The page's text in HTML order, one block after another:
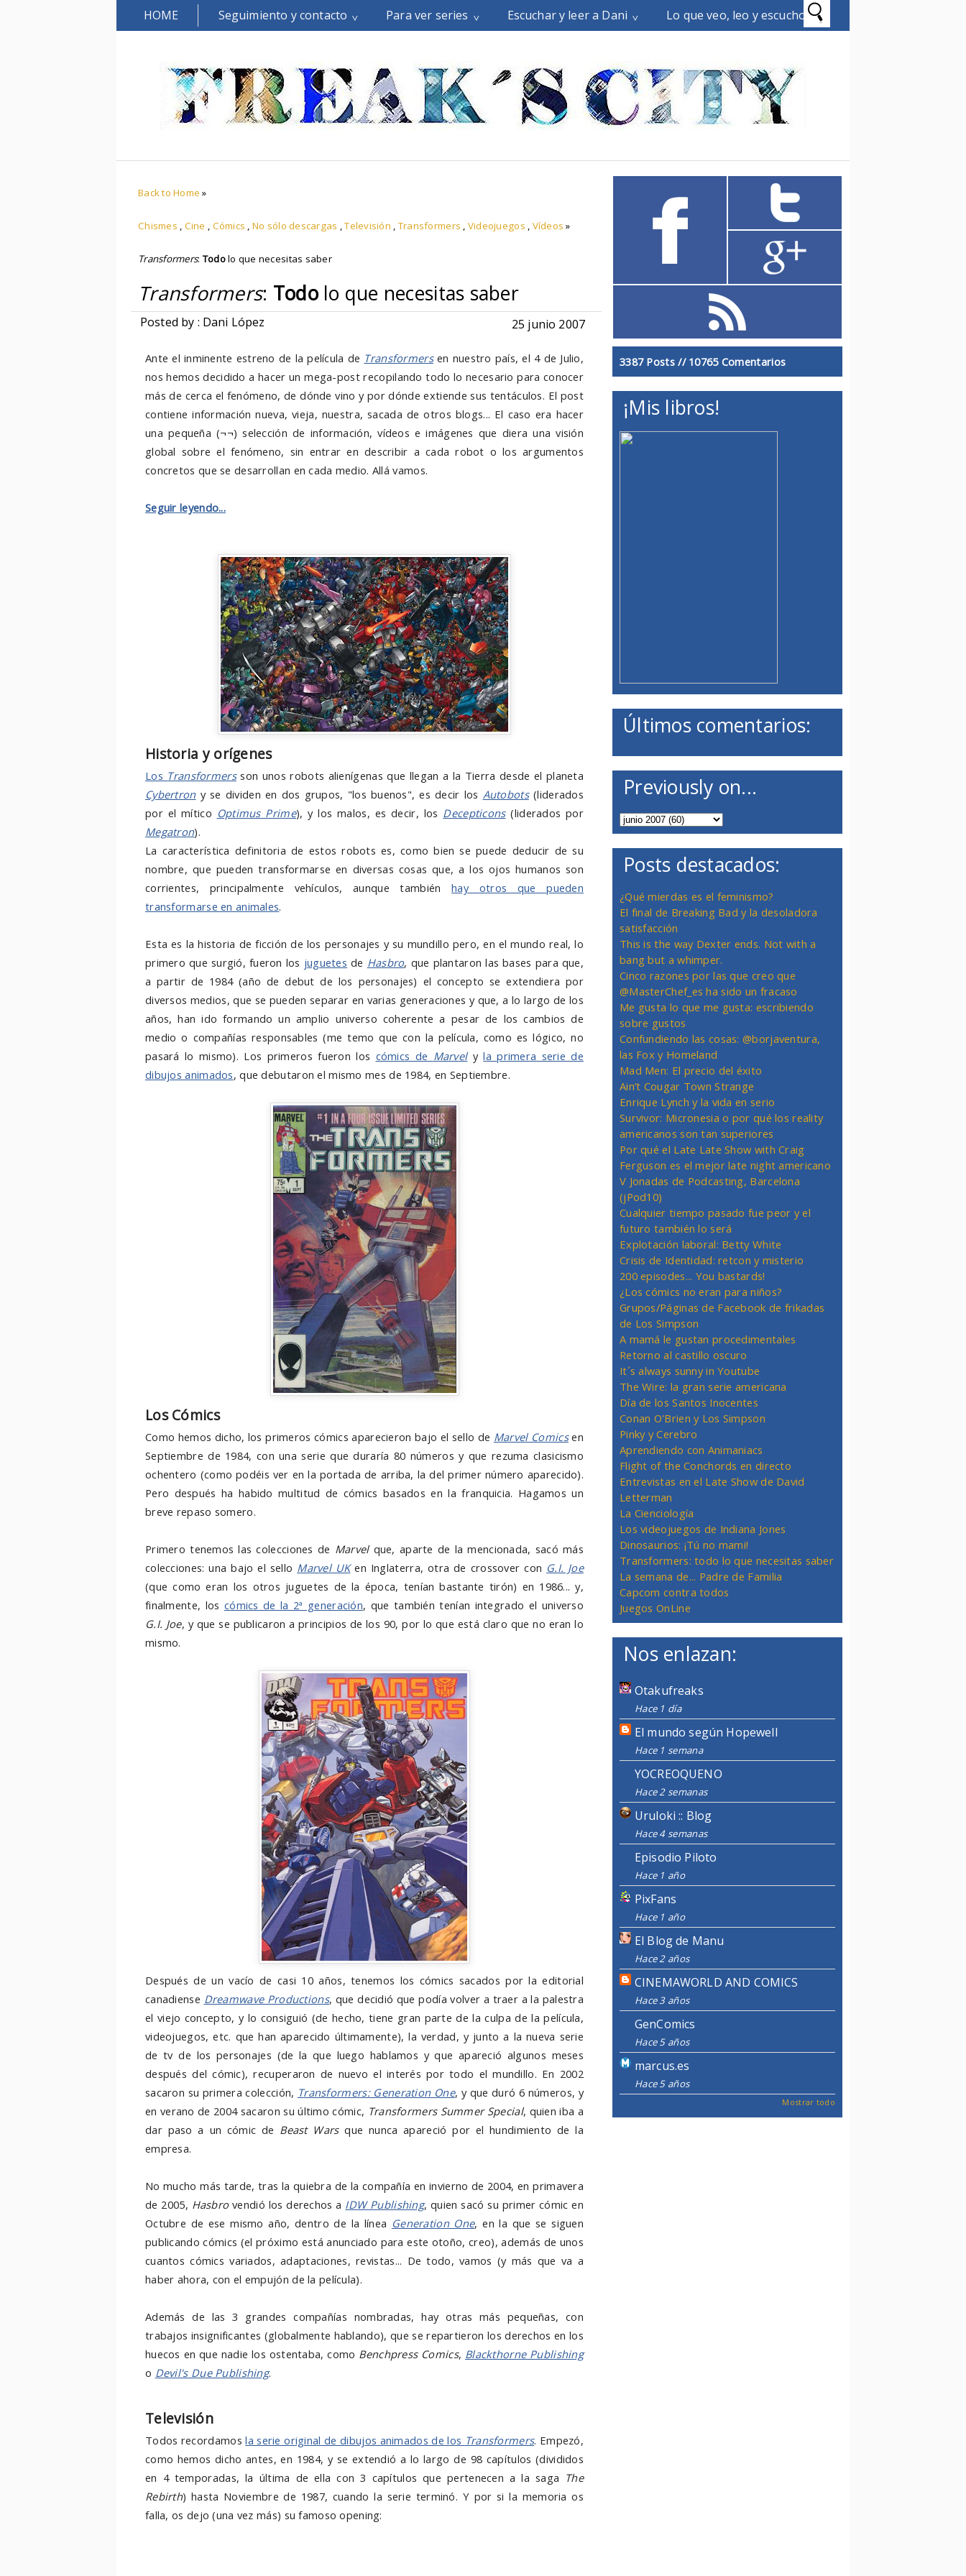
HOME Seguimiento y contacto Para ver series Escuchar y leer a Dani Lo que veo, leo y escucho
Back to Home »
Chismes , Cine , Cómics , No sólo descargas ,Televisión ,Transformers , Videojuegos , Vídeos »
Transformers:Todolo que necesitas saber
Transformers: Todolo que necesitas saber
Posted by : Dani López 25 junio 2007
Ante el inminente estreno de la película de Transformersen nuestro país, el 4 de Julio,
nos hemos decidido a hacer un mega-post recopilando todo lo necesario para conocer
más de cerca el fenómeno, de dónde vino y por dónde extiende sus tentáculos. El post
contiene información nueva, vieja, nuestra, sacada de otros blogs... El caso era hacer
una pequeña (¬¬) selección de información, vídeos e imágenes que diera una visión
global sobre el fenómeno, sin entrar en describir a cada robot o los argumentos
concretos que se desarrollan en cada medio. Allá vamos.
Seguir leyendo...
Historia y orígenes
Los Transformersson unos robots alienígenas que llegan a la Tierra desde el planeta
Cybertrony se dividen en dos grupos, "los buenos", es decir los Autobots(liderados
por el mítico Optimus Prime), y los malos, es decir, los Decepticons(liderados por
Megatron).
La característica definitoria de estos robots es, como bien se puede deducir de su
nombre, que pueden transformarse en diversas cosas que, a los ojos humanos son
corrientes, principalmente vehículos, aunque tambiénhay otros que pueden
transformarse en animales.
Esta es la historia de ficción de los personajes y su mundillo pero, en el mundo real, lo
primero que surgió, fueron los juguetes de Hasbro, que plantaron las bases para que,
a partir de 1984 (año de debut de los personajes) el concepto se extendiera por
diversos medios, que se pueden separar en varias generaciones y que, a lo largo de los
años, han ido formando un amplio universo coherente a pesar de los cambios de
medio o compañías responsables (me temo que con la película, como es lógico, no
pasará lo mismo). Los primeros fueron los cómics de Marvelyla primera serie de
dibujos animados, que debutaron el mismo mes de 1984, en Septiembre.
Los Cómics
Como hemos dicho, los primeros cómics aparecieron bajo el sello de Marvel Comicsen
Septiembre de 1984, con una serie que duraría 80 números y que rezuma clasicismo
ochentero (como podéis ver en la portada de arriba, la del primer número aparecido).
Pero después ha habido multitud de cómics basados en la franquicia. Hagamos un
breve repaso somero.
Primero tenemos las colecciones de Marvelque, aparte de la mencionada, sacó más
colecciones: una bajo el sello Marvel UKen Inglaterra, otra de crossover con G.I. Joe
(que como eran los otros juguetes de la época, tenían bastante tirón) en 1986... y,
finalmente, los cómics de la 2ª generación, que también tenían integrado el universo
G.I. Joe, y que se publicaron a principios de los 90, por lo que está claro que no eran lo
mismo.
Después de un vacío de casi 10 años, tenemos los cómics sacados por la editorial
canadiense Dreamwave Productions, que decidió que podía volver a traer a la palestra
el viejo concepto, y lo consiguió (de hecho, tiene gran parte de la culpa de la película,
videojuegos, etc. que han aparecido últimamente), la verdad, y junto a la nueva serie
de tv de los personajes (de la que luego hablamos y que apareció algunos meses
después del cómic), recuperaron de nuevo el interés por todo el mundillo. En 2002
sacaron su primera colección, Transformers: Generation One, y que duró 6 números, y
en verano de 2004 sacaron su último cómic, Transformers Summer Special, quien iba a
dar paso a un cómic de Beast Warsque nunca apareció por el hundimiento de la
empresa.
No mucho más tarde, tras la quiebra de la compañía en invierno de 2004, en primavera
de 2005, Hasbrovendió los derechos a IDW Publishing, quien sacó su primer cómic en
Octubre de ese mismo año, dentro de la línea Generation One, en la que se siguen
publicando cómics (el próximo está anunciado para este otoño, creo), además de unos
cuantos cómics variados, adaptaciones, revistas... De todo, vamos (y más que va a
haber ahora, con el empujón de la película).
Además de las 3 grandes compañías nombradas, hay otras más pequeñas, con
trabajos insignificantes (globalmente hablando), que se repartieron los derechos en los
huecos en que nadie los ostentaba, como Benchpress Comics, Blackthorne Publishing
o Devil's Due Publishing.
Televisión
Todos recordamosla serie original de dibujos animados de los Transformers. Empezó,
como hemos dicho antes, en 1984, y se extendió a lo largo de 98 capítulos (divididos
en 4 temporadas, la última de ella con 3 capítulos que pertenecen a la saga The
Rebirth) hasta Noviembre de 1987, cuando la serie terminó. Y por si la memoria os
falla, os dejo (una vez más) su famoso opening:
3387 Posts // 10765 Comentarios
¡Mis libros!
Últimos comentarios:
Previously on...
Posts destacados:
¿Qué mierdas es el feminismo?
El final de Breaking Bad y la desoladora
satisfacción
This is the way Dexter ends. Not with a
bang but a whimper.
Cinco razones por las que creo que
@MasterChef_es ha sido un fracaso
Me gusta lo que me gusta: escribiendo
sobre gustos
Confundiendo las cosas: @borjaventura,
las Fox y Homeland
Mad Men: El precio del éxito
Ain’t Cougar Town Strange
Enrique Lynch y la vida en serio
Survivor: Micronesia o por qué los reality
americanos son tan superiores
Por qué el Late Late Show with Craig
Ferguson es el mejor late night americano
V Jonadas de Podcasting, Barcelona
(jPod10)
Cualquier tiempo pasado fue peor y el
futuro también lo será
Explotación laboral: Betty White
Crisis de Identidad: retcon y misterio
200 episodes... You bastards!
¿Los cómics no eran para niños?
Grupos/Páginas de Facebook de frikadas
de Los Simpson
A mamá le gustan procedimentales
Retorno al castillo oscuro
It´s always sunny in Youtube
The Wire: la gran serie americana
Día de los Santos Inocentes
Conan O'Brien y Los Simpson
Pinky y Cerebro
Aprendiendo con Animaniacs
Flight of the Conchords en directo
Entrevistas en el Late Show de David
Letterman
La Cienciología
Los videojuegos de Indiana Jones
Dinosaurios: ¡Tú no mami!
Transformers: todo lo que necesitas saber
La semana de... Padre de Familia
Capcom contra todos
Juegos OnLine
Nos enlazan:
Otakufreaks
Hace 1 día
El mundo según Hopewell
Hace 1 semana
YOCREOQUENO
Hace 2 semanas
Uruloki :: Blog
Hace 4 semanas
Episodio Piloto
Hace 1 año
PixFans
Hace 1 año
El Blog de Manu
Hace 2 años
CINEMAWORLD AND COMICS
Hace 3 años
GenComics
Hace 5 años
marcus.es
Hace 5 años
Mostrar todo